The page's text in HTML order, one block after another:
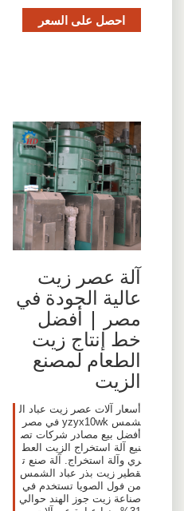
احصل على السعر
آلة عصر زيت
عالية الجودة في
مصر | أفضل
خط إنتاج زيت
الطعام لمصنع
الزيت
أسعار آلات عصر زيت عباد ال
شمس yzyx10wk في مصر
أفضل بيع مصادر شركات تص
نيع آلة استخراج الزيت العط
ري وآلة استخراج. آلة صنع ت
قطير زيت بذر عباد الشمس
من فول الصويا تستخدم في
صناعة زيت جوز الهند حوالي